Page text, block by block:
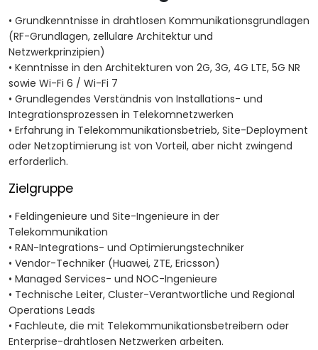
• Grundkenntnisse in drahtlosen Kommunikationsgrundlagen
(RF-Grundlagen, zellulare Architektur und
Netzwerkprinzipien)
• Kenntnisse in den Architekturen von 2G, 3G, 4G LTE, 5G NR
sowie Wi-Fi 6 / Wi-Fi 7
• Grundlegendes Verständnis von Installations- und
Integrationsprozessen in Telekomnetzwerken
• Erfahrung in Telekommunikationsbetrieb, Site-Deployment
oder Netzoptimierung ist von Vorteil, aber nicht zwingend
erforderlich.
Zielgruppe
• Feldingenieure und Site-Ingenieure in der
Telekommunikation
• RAN-Integrations- und Optimierungstechniker
• Vendor-Techniker (Huawei, ZTE, Ericsson)
• Managed Services- und NOC-Ingenieure
• Technische Leiter, Cluster-Verantwortliche und Regional
Operations Leads
• Fachleute, die mit Telekommunikationsbetreibern oder
Enterprise-drahtlosen Netzwerken arbeiten.